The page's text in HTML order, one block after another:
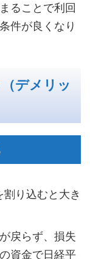
ることで利回
件が良くなり
デメリッ
り込むと大き
戻らず、損失
資金で日経平